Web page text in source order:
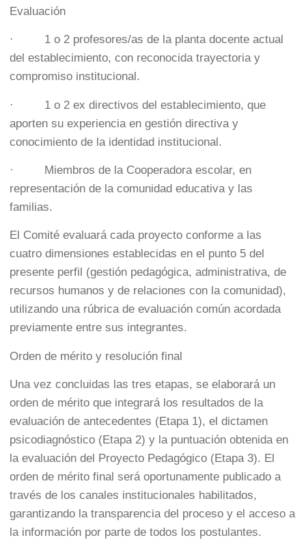
Evaluación
· 1 o 2 profesores/as de la planta docente actual
del establecimiento, con reconocida trayectoria y
compromiso institucional.
· 1 o 2 ex directivos del establecimiento, que
aporten su experiencia en gestión directiva y
conocimiento de la identidad institucional.
· Miembros de la Cooperadora escolar, en
representación de la comunidad educativa y las
familias.
El Comité evaluará cada proyecto conforme a las
cuatro dimensiones establecidas en el punto 5 del
presente perfil (gestión pedagógica, administrativa, de
recursos humanos y de relaciones con la comunidad),
utilizando una rúbrica de evaluación común acordada
previamente entre sus integrantes.
Orden de mérito y resolución final
Una vez concluidas las tres etapas, se elaborará un
orden de mérito que integrará los resultados de la
evaluación de antecedentes (Etapa 1), el dictamen
psicodiagnóstico (Etapa 2) y la puntuación obtenida en
la evaluación del Proyecto Pedagógico (Etapa 3). El
orden de mérito final será oportunamente publicado a
través de los canales institucionales habilitados,
garantizando la transparencia del proceso y el acceso a
la información por parte de todos los postulantes.